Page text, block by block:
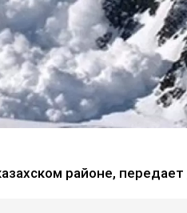
районе, передает